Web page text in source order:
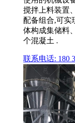
搅拌上料装置
配备组合,可实
体构成集储料
个混凝土 .
联系电话: 180